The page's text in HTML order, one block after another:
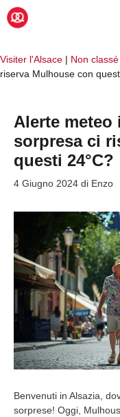
Vai
Visiter l'Alsace | Non classé
riserva Mulhouse con
Alerte meteo
sorpresa ci
questi 24°C?
4 Giugno 2024 di Enzo
Benvenuti in Alsazia,
sorprese! Oggi,